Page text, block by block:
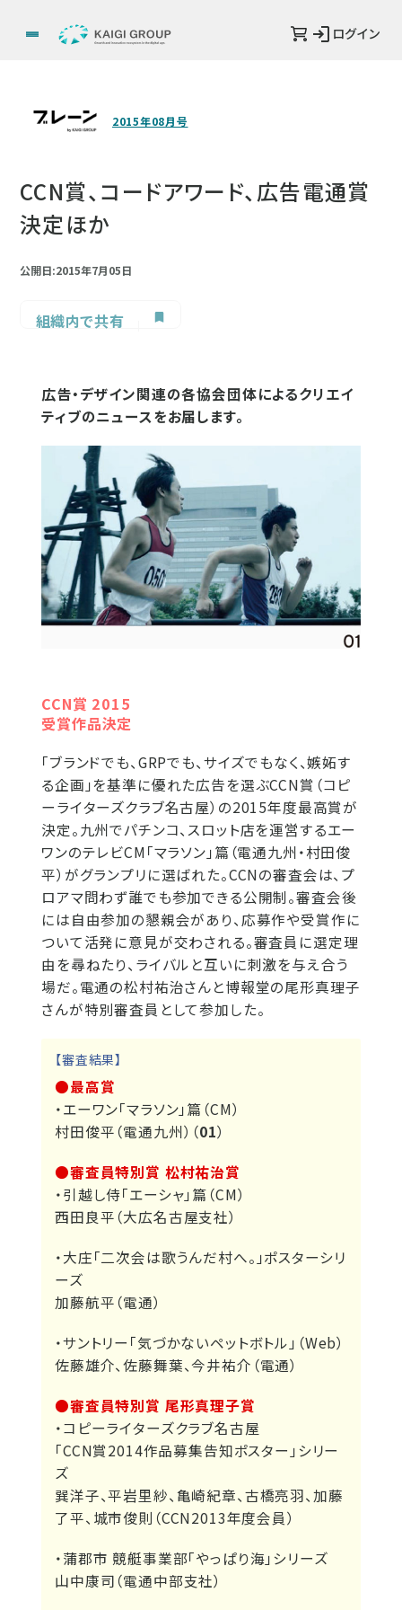
ログイン
2015年08月号
CCN賞、コードアワード、広告電通賞
決定ほか
公開日:2015年7月05日
組織内で共有
広告・デザイン関連の各協会団体によるクリエイ
ティブのニュースをお届します。
CCN賞 2015
受賞作品決定
「ブランドでも、GRPでも、サイズでもなく、嫉妬す
る企画」を基準に優れた広告を選ぶCCN賞（コピ
ーライターズクラブ名古屋）の2015年度最高賞が
決定。九州でパチンコ、スロット店を運営するエー
ワンのテレビCM「マラソン」篇（電通九州・村田俊
平）がグランプリに選ばれた。CCNの審査会は、プ
ロアマ問わず誰でも参加できる公開制。審査会後
には自由参加の懇親会があり、応募作や受賞作に
ついて活発に意見が交わされる。審査員に選定理
由を尋ねたり、ライバルと互いに刺激を与え合う
場だ。電通の松村祐治さんと博報堂の尾形真理子
さんが特別審査員として参加した。
【審査結果】
●最高賞
・エーワン「マラソン」篇（CM）
村田俊平（電通九州）（01）
●審査員特別賞 松村祐治賞
・引越し侍「エーシャ」篇（CM）
西田良平（大広名古屋支社）
・大庄「二次会は歌うんだ村へ。」ポスターシリ
ーズ
加藤航平（電通）
・サントリー「気づかないペットボトル」（Web）
佐藤雄介、佐藤舞葉、今井祐介（電通）
●審査員特別賞 尾形真理子賞
・コピーライターズクラブ名古屋
「CCN賞2014作品募集告知ポスター」シリー
ズ
巽洋子、平岩里紗、亀崎紀章、古橋亮羽、加藤
了平、城市俊則（CCN2013年度会員）
・蒲郡市 競艇事業部「やっぱり海」シリーズ
山中康司（電通中部支社）